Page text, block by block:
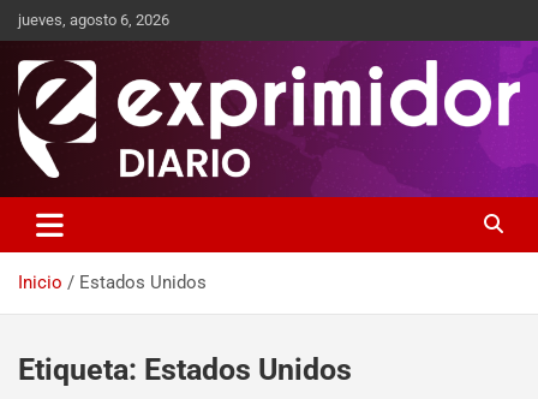
jueves, agosto 6, 2026
Exprimidor media
Inicio Estados Unidos
Etiqueta: Estados Unidos